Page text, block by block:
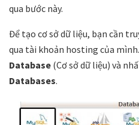
qua bước này.
Để tạo cơ sở dữ liệu, bạn cần
qua tài khoản hosting của
Database (Cơ sở dữ liệu) và
Databases.